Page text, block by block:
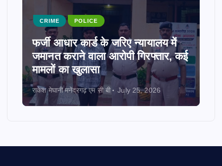
CRIME POLICE
फर्जी आधार कार्ड के जरिए न्यायालय में
जमानत कराने वाला आरोपी गिरफ्तार, कई
मामलों का खुलासा
राकेश मेघानी मनेंद्रगढ़ एम सी बी July 25, 2026